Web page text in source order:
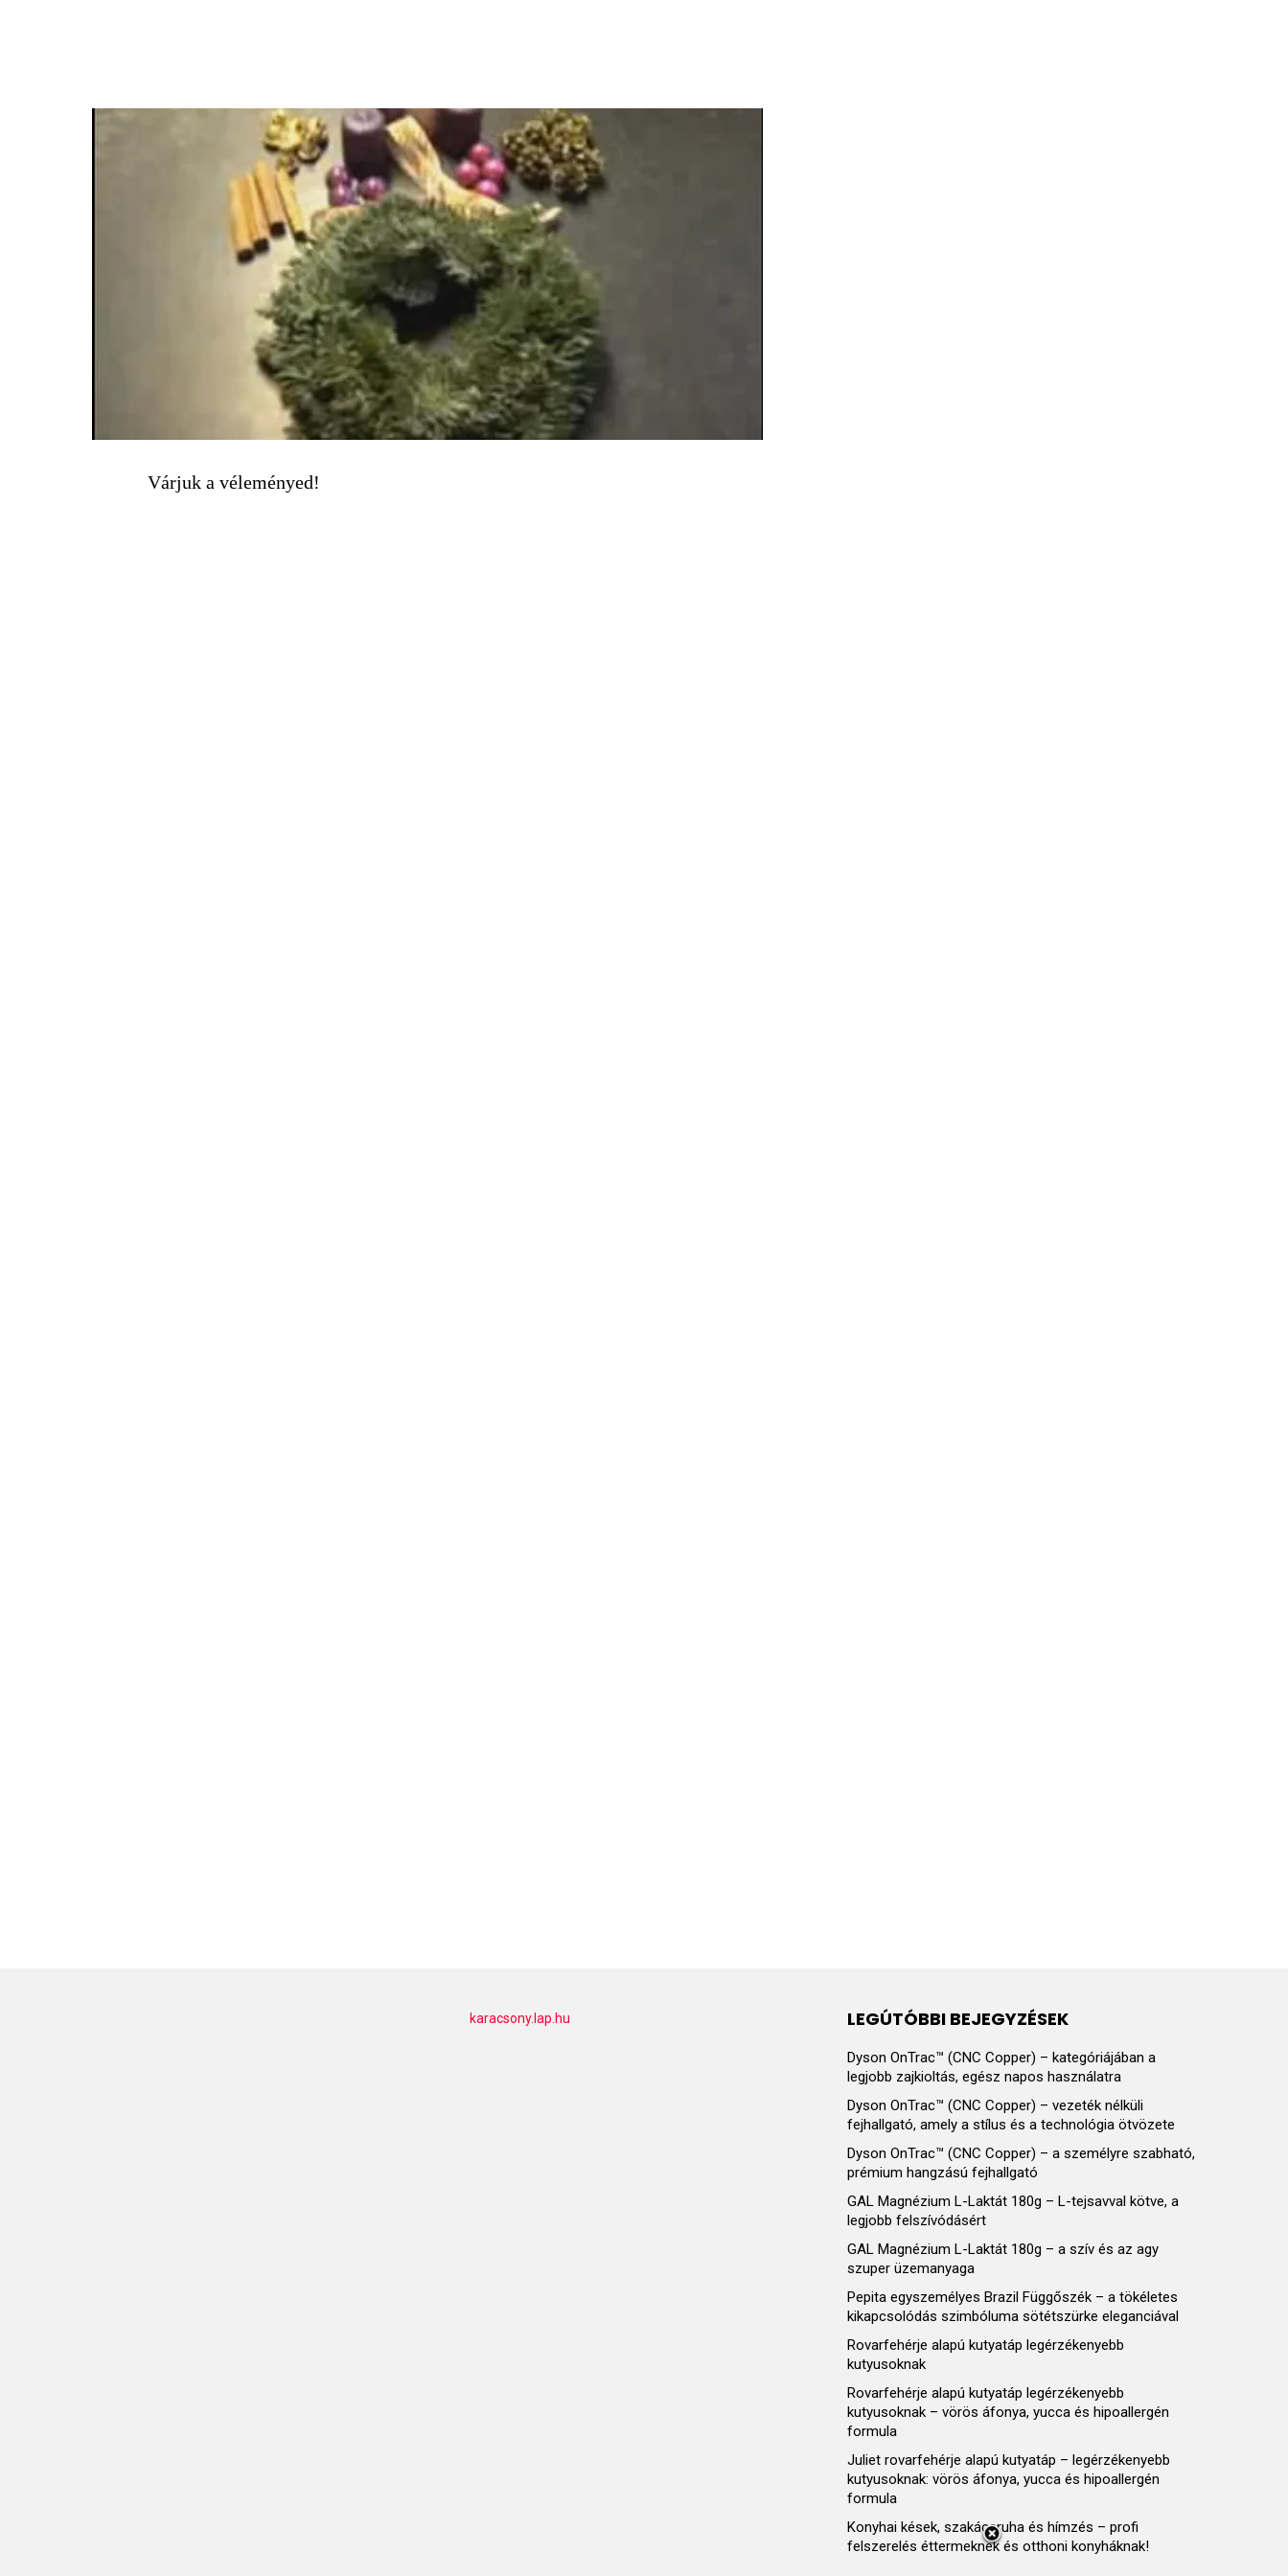
Várjuk a véleményed!
karacsony.lap.hu LEGÚTÓBBI BEJEGYZÉSEK
Dyson OnTrac™ (CNC Copper) – kategóriájában a
legjobb zajkioltás, egész napos használatra
Dyson OnTrac™ (CNC Copper) – vezeték nélküli
fejhallgató, amely a stílus és a technológia ötvözete
Dyson OnTrac™ (CNC Copper) – a személyre szabható,
prémium hangzású fejhallgató
GAL Magnézium L-Laktát 180g – L-tejsavval kötve, a
legjobb felszívódásért
GAL Magnézium L-Laktát 180g – a szív és az agy
szuper üzemanyaga
Pepita egyszemélyes Brazil Függőszék – a tökéletes
kikapcsolódás szimbóluma sötétszürke eleganciával
Rovarfehérje alapú kutyatáp legérzékenyebb
kutyusoknak
Rovarfehérje alapú kutyatáp legérzékenyebb
kutyusoknak – vörös áfonya, yucca és hipoallergén
formula
Juliet rovarfehérje alapú kutyatáp – legérzékenyebb
kutyusoknak: vörös áfonya, yucca és hipoallergén
formula
Konyhai kések, szakácsruha és hímzés – profi
felszerelés éttermeknek és otthoni konyháknak!